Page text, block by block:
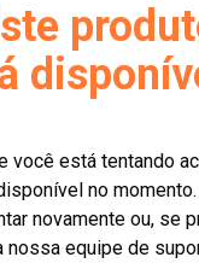
você está tentando
no momento.
novamente ou, se
nossa equipe de